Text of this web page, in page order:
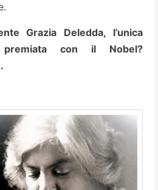
Grazia Deledda, l’unica
premiata con il Nobel?